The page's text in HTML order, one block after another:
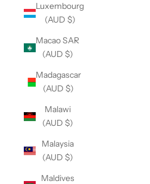
Luxembourg
(AUD $)
Macao SAR
(AUD $)
Madagascar
(AUD $)
Malawi
(AUD $)
Malaysia
(AUD $)
Maldives